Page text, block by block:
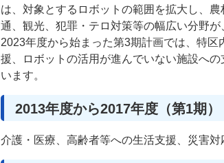
は、対象とするロボットの範囲を拡大し、
通、観光、犯罪・テロ対策等の幅広い分野が
2023年度から始まった第3期計画では、特
援、ロボットの活用が進んでいない施設へ
います。
2013年度から2017年度（第1期）
介護・医療、高齢者等への生活支援、災害対